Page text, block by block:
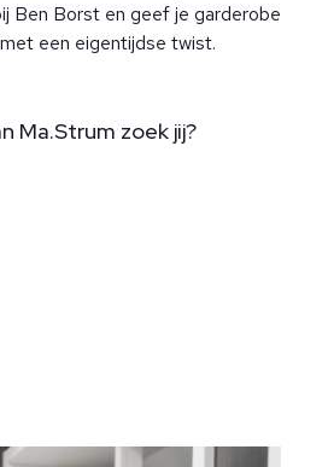
Ben Borst en geef je garderobe
een eigentijdse twist.
Ma.Strum zoek jij?
We voeren een uitgebreide
in het hart van Noordwijk en